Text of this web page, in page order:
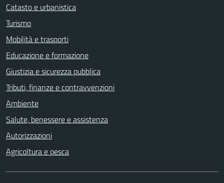
Catasto e urbanistica
Turismo
Mobilità e trasporti
Educazione e formazione
Giustizia e sicurezza pubblica
Tributi, finanze e contravvenzioni
Ambiente
Salute, benessere e assistenza
Autorizzazioni
Agricoltura e pesca